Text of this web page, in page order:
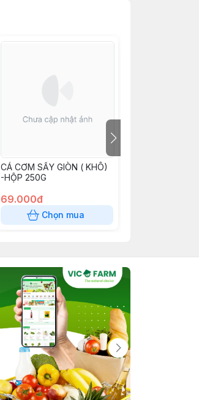
CÁ CƠM SẤY GIÒN ( KHÔ)
-HỘP 250G
69.000đ
Chọn mua